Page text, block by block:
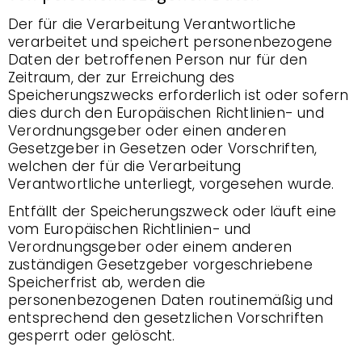
Der für die Verarbeitung Verantwortliche
verarbeitet und speichert personenbezogene
Daten der betroffenen Person nur für den
Zeitraum, der zur Erreichung des
Speicherungszwecks erforderlich ist oder sofern
dies durch den Europäischen Richtlinien- und
Verordnungsgeber oder einen anderen
Gesetzgeber in Gesetzen oder Vorschriften,
welchen der für die Verarbeitung
Verantwortliche unterliegt, vorgesehen wurde.
Entfällt der Speicherungszweck oder läuft eine
vom Europäischen Richtlinien- und
Verordnungsgeber oder einem anderen
zuständigen Gesetzgeber vorgeschriebene
Speicherfrist ab, werden die
personenbezogenen Daten routinemäßig und
entsprechend den gesetzlichen Vorschriften
gesperrt oder gelöscht.